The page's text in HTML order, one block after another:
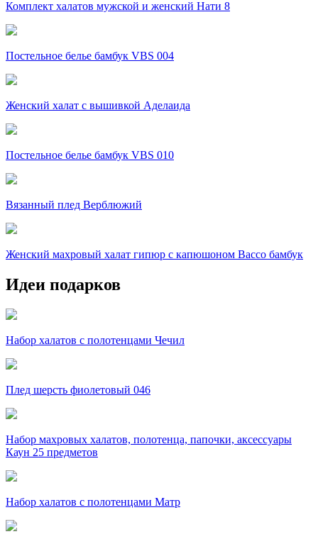
Комплект халатов мужской и женский Нати 8
Постельное белье бамбук VBS 004
Женский халат с вышивкой Аделаида
Постельное белье бамбук VBS 010
Вязанный плед Верблюжий
Женский махровый халат гипюр c капюшоном Вассо бамбук
Идеи подарков
Набор халатов с полотенцами Чечил
Плед шерсть фиолетовый 046
Набор махровых халатов, полотенца, папочки, аксессуары
Каун 25 предметов
Набор халатов с полотенцами Матр